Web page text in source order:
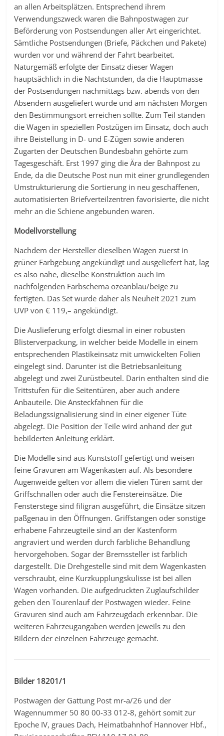
an allen Arbeitsplätzen. Entsprechend ihrem
Verwendungszweck waren die Bahnpostwagen zur
Beförderung von Postsendungen aller Art eingerichtet.
Sämtliche Postsendungen (Briefe, Päckchen und Pakete)
wurden vor und während der Fahrt bearbeitet.
Naturgemäß erfolgte der Einsatz dieser Wagen
hauptsächlich in die Nachtstunden, da die Hauptmasse
der Postsendungen nachmittags bzw. abends von den
Absendern ausgeliefert wurde und am nächsten Morgen
den Bestimmungsort erreichen sollte. Zum Teil standen
die Wagen in speziellen Postzügen im Einsatz, doch auch
ihre Beistellung in D- und E-Zügen sowie anderen
Zugarten der Deutschen Bundesbahn gehörte zum
Tagesgeschäft. Erst 1997 ging die Ära der Bahnpost zu
Ende, da die Deutsche Post nun mit einer grundlegenden
Umstrukturierung die Sortierung in neu geschaffenen,
automatisierten Briefverteilzentren favorisierte, die nicht
mehr an die Schiene angebunden waren.
Modellvorstellung
Nachdem der Hersteller dieselben Wagen zuerst in
grüner Farbgebung angekündigt und ausgeliefert hat, lag
es also nahe, dieselbe Konstruktion auch im
nachfolgenden Farbschema ozeanblau/beige zu
fertigten. Das Set wurde daher als Neuheit 2021 zum
UVP von € 119,– angekündigt.
Die Auslieferung erfolgt diesmal in einer robusten
Blisterverpackung, in welcher beide Modelle in einem
entsprechenden Plastikeinsatz mit umwickelten Folien
eingelegt sind. Darunter ist die Betriebsanleitung
abgelegt und zwei Zurüstbeutel. Darin enthalten sind die
Trittstufen für die Seitentüren, aber auch andere
Anbauteile. Die Ansteckfahnen für die
Beladungssignalisierung sind in einer eigener Tüte
abgelegt. Die Position der Teile wird anhand der gut
bebilderten Anleitung erklärt.
Die Modelle sind aus Kunststoff gefertigt und weisen
feine Gravuren am Wagenkasten auf. Als besondere
Augenweide gelten vor allem die vielen Türen samt der
Griffschnallen oder auch die Fenstereinsätze. Die
Fensterstege sind filigran ausgeführt, die Einsätze sitzen
paßgenau in den Öffnungen. Griffstangen oder sonstige
erhabene Fahrzeugteile sind an der Kastenform
angraviert und werden durch farbliche Behandlung
hervorgehoben. Sogar der Bremssteller ist farblich
dargestellt. Die Drehgestelle sind mit dem Wagenkasten
verschraubt, eine Kurzkupplungskulisse ist bei allen
Wagen vorhanden. Die aufgedruckten Zuglaufschilder
geben den Tourenlauf der Postwagen wieder. Feine
Gravuren sind auch am Fahrzeugdach erkennbar. Die
weiteren Fahrzeugangaben werden jeweils zu den
Bildern der einzelnen Fahrzeuge gemacht.
Bilder 18201/1
Postwagen der Gattung Post mr-a/26 und der
Wagennummer 50 80 00-33 012-8, gehört somit zur
Epoche IV, graues Dach, Heimatbahnhof Hannover Hbf.,